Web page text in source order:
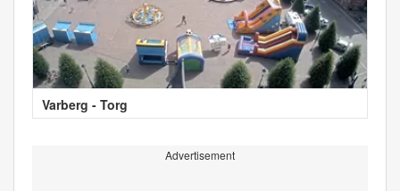
Varberg - Torg
Advertisement